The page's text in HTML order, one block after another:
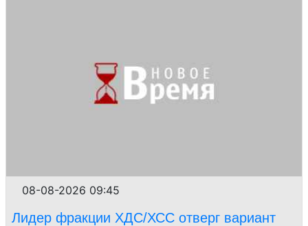
08-08-2026 09:45
Лидер фракции ХДС/ХСС отверг вариант